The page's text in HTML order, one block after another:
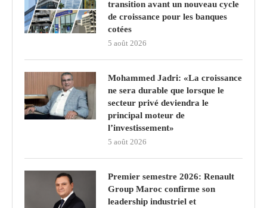
transition avant un nouveau cycle
de croissance pour les banques
cotées
5 août 2026
Mohammed Jadri: «La croissance
ne sera durable que lorsque le
secteur privé deviendra le
principal moteur de
l’investissement»
5 août 2026
Premier semestre 2026: Renault
Group Maroc confirme son
leadership industriel et